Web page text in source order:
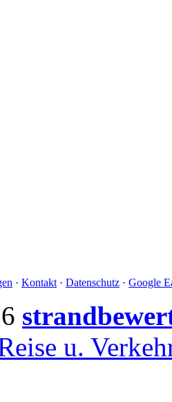
· Kontakt · Datenschutz · Google
u.